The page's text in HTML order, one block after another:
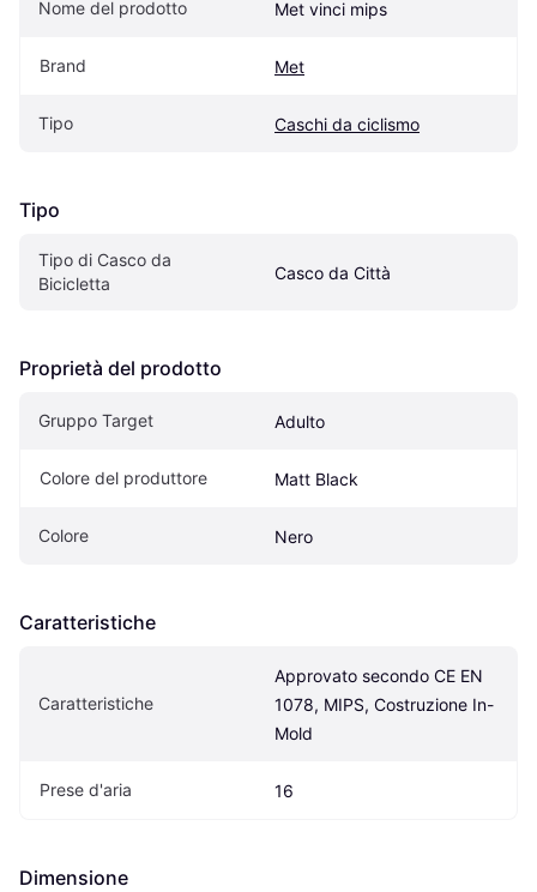
Nome del prodotto Met vinci mips
Brand Met
Tipo Caschi da ciclismo
Tipo
Tipo di Casco da
Bicicletta
Casco da Città
Proprietà del prodotto
Gruppo Target Adulto
Colore del produttore Matt Black
Colore Nero
Caratteristiche
Caratteristiche
Approvato secondo CE EN
1078, MIPS, Costruzione In-
Mold
Prese d'aria 16
Dimensione